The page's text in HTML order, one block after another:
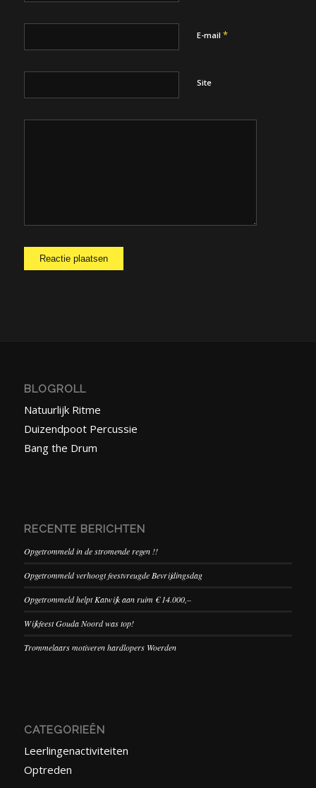
E-mail *
Site
BLOGROLL
Natuurlijk Ritme
Duizendpoot Percussie
Bang the Drum
RECENTE BERICHTEN
Opgetrommeld in de stromende regen !!
Opgetrommeld verhoogt feestvreugde Bevrijdingsdag
Opgetrommeld helpt Katwijk aan ruim € 14.000,–
Wijkfeest Gouda Noord was top!
Trommelaars motiveren hardlopers Woerden
CATEGORIEËN
Leerlingenactiviteiten
Optreden